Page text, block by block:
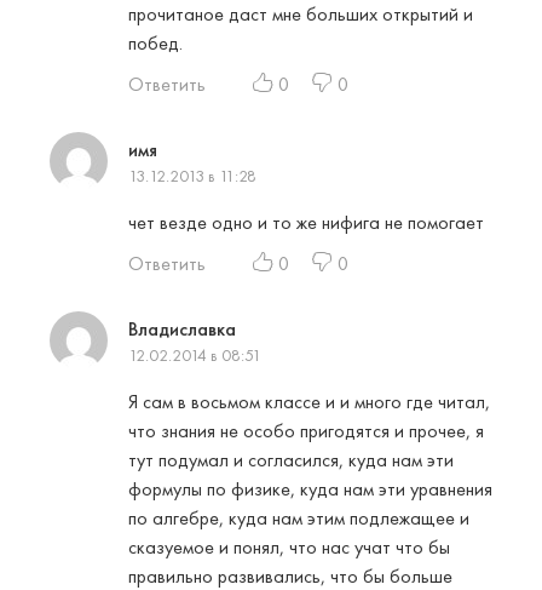
прочитаное даст мне больших открытий и
побед.
Ответить
0 0
имя
13.12.2013 в 11:28
чет везде одно и то же нифига не помогает
Ответить
0 0
Владиславка
12.02.2014 в 08:51
Я сам в восьмом классе и и много где читал,
что знания не особо пригодятся и прочее, я
тут подумал и согласился, куда нам эти
формулы по физике, куда нам эти уравнения
по алгебре, куда нам этим подлежащее и
сказуемое и понял, что нас учат что бы
правильно развивались, что бы больше